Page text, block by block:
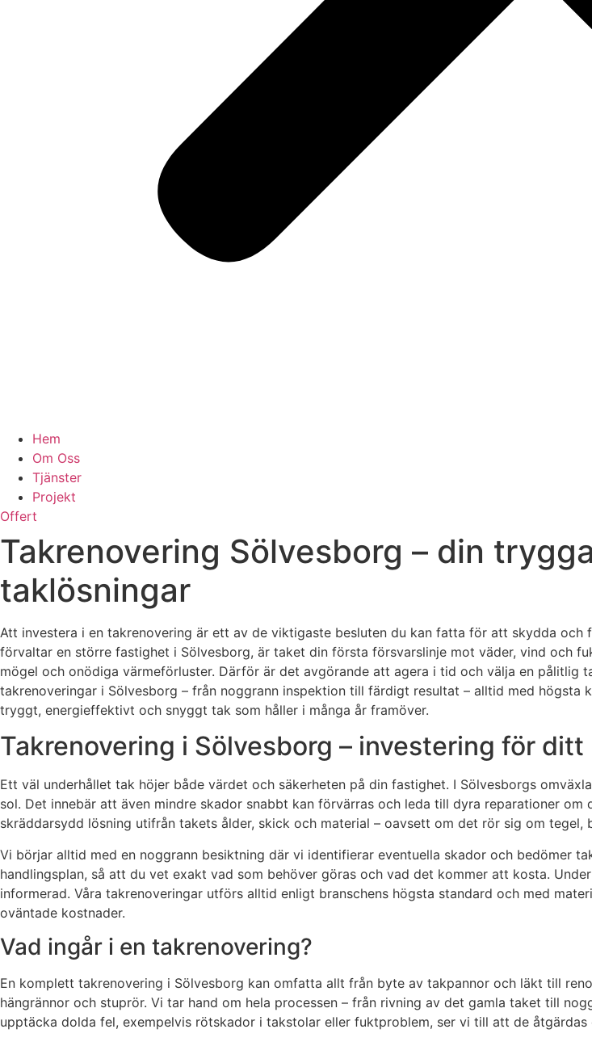
Hem
Om Oss
Tjänster
Projekt
Offert
Takrenovering Sölvesborg – din
taklösningar
Att investera i en takrenovering är ett av de viktigaste besluten du kan fatta för att skydda
förvaltar en större fastighet i Sölvesborg, är taket din första försvarslinje mot väder, vind och
mögel och onödiga värmeförluster. Därför är det avgörande att agera i tid och välja en
takrenoveringar i Sölvesborg – från noggrann inspektion till färdigt resultat – alltid med
tryggt, energieffektivt och snyggt tak som håller i många år framöver.
Takrenovering i Sölvesborg – investering för
Ett väl underhållet tak höjer både värdet och säkerheten på din fastighet. I Sölvesborgs
sol. Det innebär att även mindre skador snabbt kan förvärras och leda till dyra reparationer
skräddarsydd lösning utifrån takets ålder, skick och material – oavsett om det rör sig om tegel,
Vi börjar alltid med en noggrann besiktning där vi identifierar eventuella skador och bedömer
handlingsplan, så att du vet exakt vad som behöver göras och vad det kommer att kosta.
informerad. Våra takrenoveringar utförs alltid enligt branschens högsta standard och med
oväntade kostnader.
Vad ingår i en takrenovering?
En komplett takrenovering i Sölvesborg kan omfatta allt från byte av takpannor och läkt till
hängrännor och stuprör. Vi tar hand om hela processen – från rivning av det gamla taket till
upptäcka dolda fel, exempelvis rötskador i takstolar eller fuktproblem, ser vi till att de